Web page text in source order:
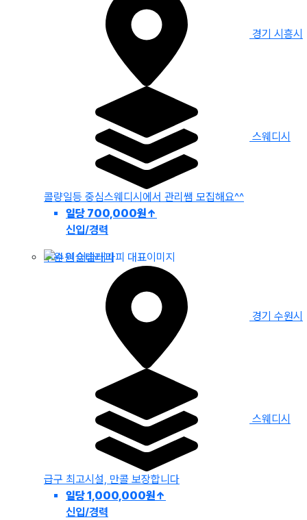
경기 시흥시
스웨디시
콜량일등 중심스웨디시에서 관리쌤 모집해요^^
일당 700,000원↑
신입/경력
수원 이슬테라피
경기 수원시
스웨디시
급구 최고시설, 만콜 보장합니다
일당 1,000,000원↑
신입/경력